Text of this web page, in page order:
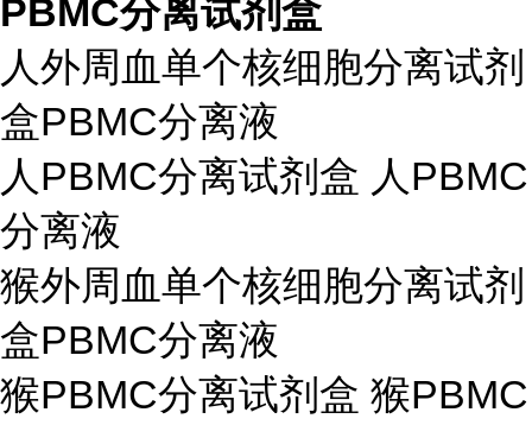
PBMC分离试剂盒
人外周血单个核细胞分离试剂
盒PBMC分离液
人PBMC分离试剂盒 人PBMC
分离液
猴外周血单个核细胞分离试剂
盒PBMC分离液
猴PBMC分离试剂盒 猴PBMC